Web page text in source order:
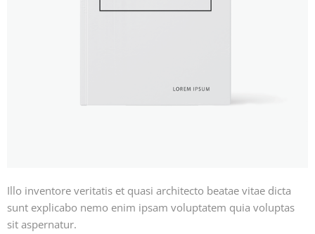
Illo inventore veritatis et quasi architecto beatae vitae dicta
sunt explicabo nemo enim ipsam voluptatem quia voluptas
sit aspernatur.